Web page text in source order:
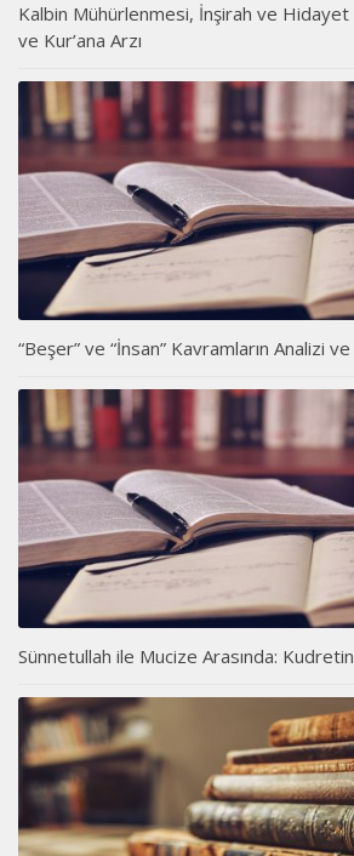
Kalbin Mühürlenmesi, İnşirah ve Hidayet
ve Kur’ana Arzı
“Beşer” ve “İnsan” Kavramların Analizi ve
Sünnetullah ile Mucize Arasında: